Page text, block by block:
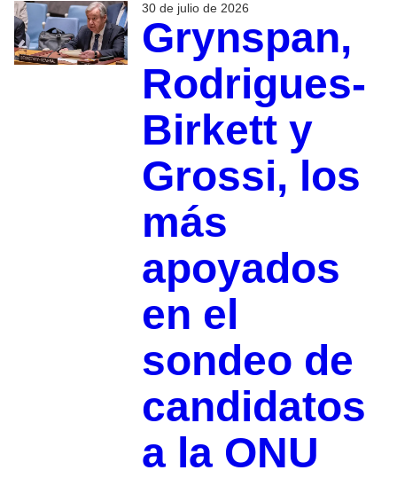
30 de julio de 2026
Grynspan,
Rodrigues-
Birkett y
Grossi, los
más
apoyados
en el
sondeo de
candidatos
a la ONU